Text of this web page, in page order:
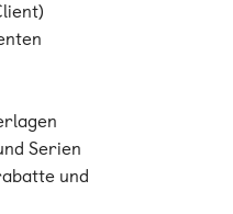
Serien
und